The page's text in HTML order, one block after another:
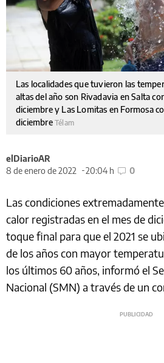
Las localidades que tuvieron las
altas del año son Rivadavia en Salta
diciembre y Las Lomitas en Formosa
diciembre Télam
elDiarioAR
8 de enero de 2022
20:04 h 0
Las condiciones
calor registradas en el mes de
toque final para que el 2021 se
de los años con mayor
los últimos 60 años, informó el
Nacional (SMN) a través de un